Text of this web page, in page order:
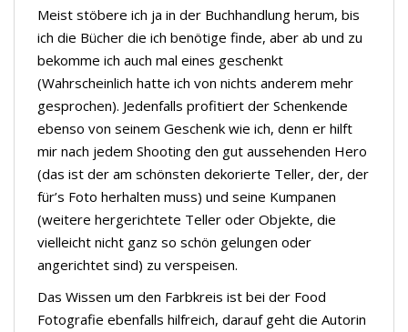
Meist stöbere ich ja in der Buchhandlung herum, bis
ich die Bücher die ich benötige finde, aber ab und zu
bekomme ich auch mal eines geschenkt
(Wahrscheinlich hatte ich von nichts anderem mehr
gesprochen). Jedenfalls profitiert der Schenkende
ebenso von seinem Geschenk wie ich, denn er hilft
mir nach jedem Shooting den gut aussehenden Hero
(das ist der am schönsten dekorierte Teller, der, der
für’s Foto herhalten muss) und seine Kumpanen
(weitere hergerichtete Teller oder Objekte, die
vielleicht nicht ganz so schön gelungen oder
angerichtet sind) zu verspeisen.
Das Wissen um den Farbkreis ist bei der Food
Fotografie ebenfalls hilfreich, darauf geht die Autorin